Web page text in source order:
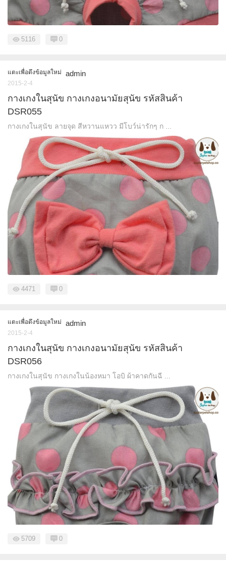
5116 0
แตะเพื่อดึงข้อมูลใหม่ admin
2015-2-4
กางเกงในสุนัข กางเกงอนามัยสุนัข รหัสสินค้า
DSR055
กางเกงในสุนัข ลายจุด สีหวานแหวว มีโบว์น่ารักๆ ก ...
4471 0
แตะเพื่อดึงข้อมูลใหม่ admin
2015-2-4
กางเกงในสุนัข กางเกงอนามัยสุนัข รหัสสินค้า
DSR056
กางเกงในสุนัข กางเกงในน้องหมา โอบิ ผ้าคาดกันฉี ...
5709 0